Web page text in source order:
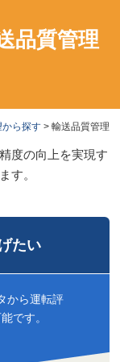
から探す> 輸送品質管理
品質管理
度の向上を実現す
す。
たい
から運転評
です。